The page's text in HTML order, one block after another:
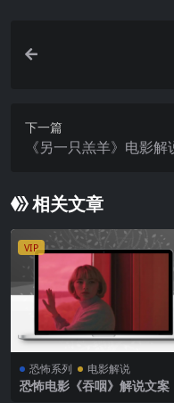
下一篇
《另一只羔羊》电影解
相关文章
VIP
恐怖系列 电影解说
恐怖电影《吞咽》解说文案